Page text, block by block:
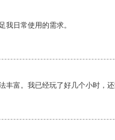
我日常使用的需求。
丰富。我已经玩了好几个小时，还